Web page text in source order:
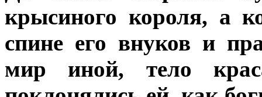
крысиного короля, а
спине его внуков и
мир иной, тело